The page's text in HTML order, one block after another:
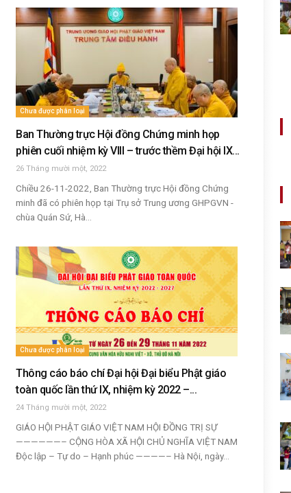
Chưa được phân loại
Ban Thường trực Hội đồng Chứng minh họp
phiên cuối nhiệm kỳ VIII – trước thềm Đại hội IX...
26 Tháng mười một, 2022
Chiều 26-11-2022, Ban Thường trực Hội đồng Chứng
minh đã có phiên họp tại Trụ sở Trung ương GHPGVN -
chùa Quán Sứ, Hà...
Chưa được phân loại
Thông cáo báo chí Đại hội Đại biểu Phật giáo
toàn quốc lần thứ IX, nhiệm kỳ 2022 –...
24 Tháng mười một, 2022
GIÁO HỘI PHẬT GIÁO VIỆT NAM HỘI ĐỒNG TRỊ SỰ
——————– CỘNG HÒA XÃ HỘI CHỦ NGHĨA VIỆT NAM
Độc lập – Tự do – Hạnh phúc ————– Hà Nội, ngày...